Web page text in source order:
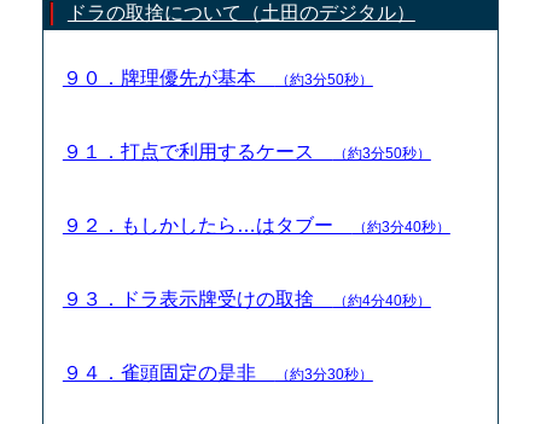
ドラの取捨について（土田のデジタル）
９０．牌理優先が基本 （約3分50秒）
９１．打点で利用するケース （約3分50秒）
９２．もしかしたら…はタブー （約3分40秒）
９３．ドラ表示牌受けの取捨 （約4分40秒）
９４．雀頭固定の是非 （約3分30秒）